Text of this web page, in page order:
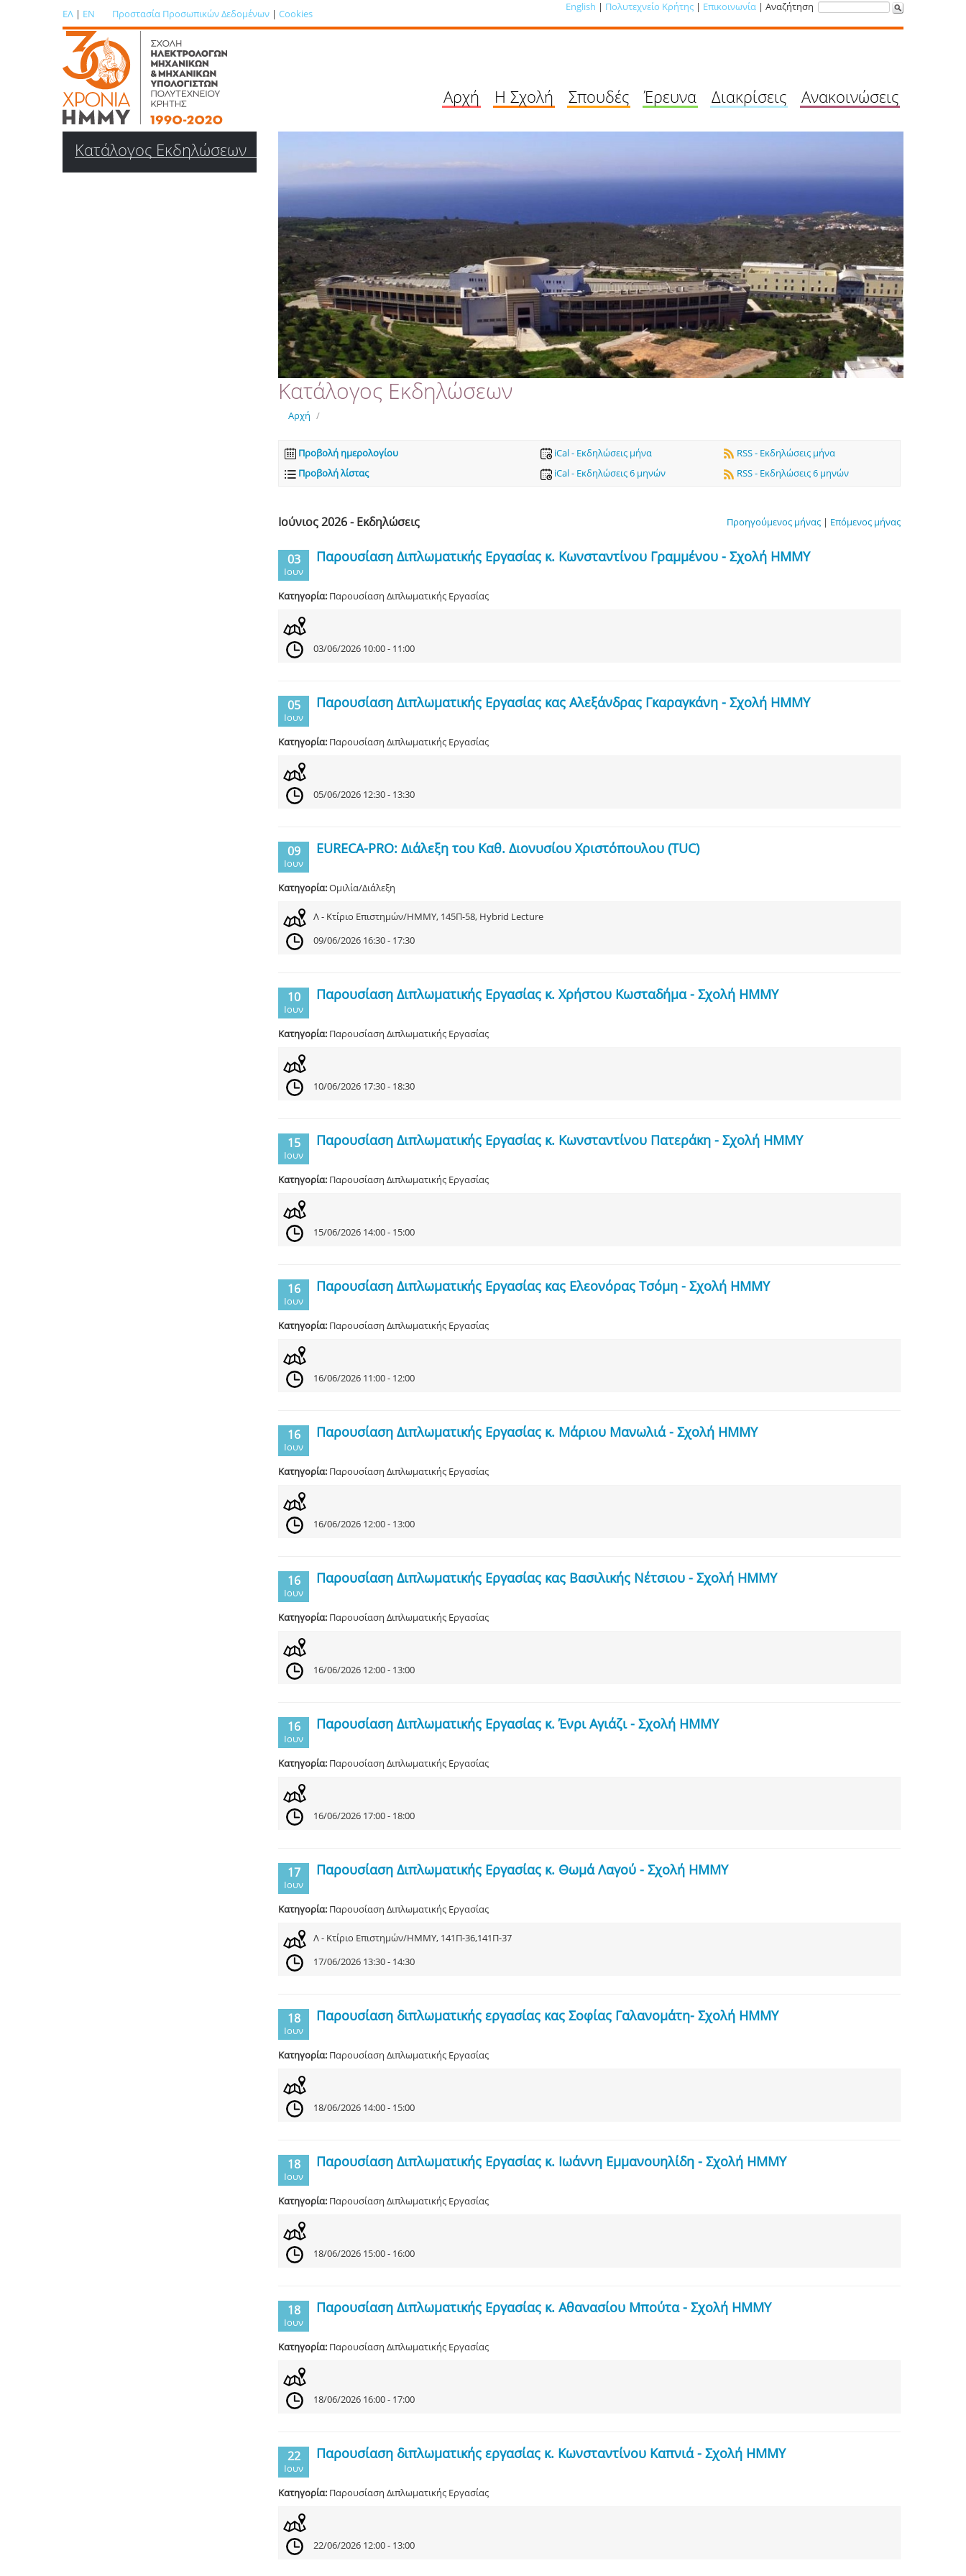
ΕΛ | EN Προστασία Προσωπικών Δεδομένων | Cookies
English | Πολυτεχνείο Κρήτης | Επικοινωνία | Αναζήτηση
Αρχή Η Σχολή Σπουδές Έρευνα Διακρίσεις Ανακοινώσεις
Κατάλογος Εκδηλώσεων
Κατάλογος Εκδηλώσεων
Αρχή /
Προβολή ημερολογίου
Προβολή λίστας
iCal - Εκδηλώσεις μήνα
iCal - Εκδηλώσεις 6 μηνών
RSS - Εκδηλώσεις μήνα
RSS - Εκδηλώσεις 6 μηνών
Ιούνιος 2026 - Εκδηλώσεις Προηγούμενος μήνας| Επόμενος μήνας
03
Ιουν
Παρουσίαση Διπλωματικής Εργασίας κ. Κωνσταντίνου Γραμμένου - Σχολή ΗΜΜΥ
Κατηγορία: Παρουσίαση Διπλωματικής Εργασίας
03/06/2026 10:00 - 11:00
05
Ιουν
Παρουσίαση Διπλωματικής Εργασίας κας Αλεξάνδρας Γκαραγκάνη - Σχολή ΗΜΜΥ
Κατηγορία: Παρουσίαση Διπλωματικής Εργασίας
05/06/2026 12:30 - 13:30
09
Ιουν
EURECA-PRO: Διάλεξη του Καθ. Διονυσίου Χριστόπουλου (TUC)
Κατηγορία:Ομιλία/Διάλεξη
Λ - Κτίριο Επιστημών/ΗΜΜΥ, 145Π-58, Hybrid Lecture
09/06/2026 16:30 - 17:30
10
Ιουν
Παρουσίαση Διπλωματικής Εργασίας κ. Χρήστου Κωσταδήμα - Σχολή ΗΜΜΥ
Κατηγορία: Παρουσίαση Διπλωματικής Εργασίας
10/06/2026 17:30 - 18:30
15
Ιουν
Παρουσίαση Διπλωματικής Εργασίας κ. Κωνσταντίνου Πατεράκη - Σχολή ΗΜΜΥ
Κατηγορία: Παρουσίαση Διπλωματικής Εργασίας
15/06/2026 14:00 - 15:00
16
Ιουν
Παρουσίαση Διπλωματικής Εργασίας κας Ελεονόρας Τσόμη - Σχολή ΗΜΜΥ
Κατηγορία: Παρουσίαση Διπλωματικής Εργασίας
16/06/2026 11:00 - 12:00
16
Ιουν
Παρουσίαση Διπλωματικής Εργασίας κ. Μάριου Μανωλιά - Σχολή ΗΜΜΥ
Κατηγορία: Παρουσίαση Διπλωματικής Εργασίας
16/06/2026 12:00 - 13:00
16
Ιουν
Παρουσίαση Διπλωματικής Εργασίας κας Βασιλικής Νέτσιου - Σχολή ΗΜΜΥ
Κατηγορία: Παρουσίαση Διπλωματικής Εργασίας
16/06/2026 12:00 - 13:00
16
Ιουν
Παρουσίαση Διπλωματικής Εργασίας κ. Ένρι Αγιάζι - Σχολή ΗΜΜΥ
Κατηγορία: Παρουσίαση Διπλωματικής Εργασίας
16/06/2026 17:00 - 18:00
17
Ιουν
Παρουσίαση Διπλωματικής Εργασίας κ. Θωμά Λαγού - Σχολή ΗΜΜΥ
Κατηγορία: Παρουσίαση Διπλωματικής Εργασίας
Λ - Κτίριο Επιστημών/ΗΜΜΥ, 141Π-36,141Π-37
17/06/2026 13:30 - 14:30
18
Ιουν
Παρουσίαση διπλωματικής εργασίας κας Σοφίας Γαλανομάτη- Σχολή ΗΜΜΥ
Κατηγορία: Παρουσίαση Διπλωματικής Εργασίας
18/06/2026 14:00 - 15:00
18
Ιουν
Παρουσίαση Διπλωματικής Εργασίας κ. Ιωάννη Εμμανουηλίδη - Σχολή ΗΜΜΥ
Κατηγορία: Παρουσίαση Διπλωματικής Εργασίας
18/06/2026 15:00 - 16:00
18
Ιουν
Παρουσίαση Διπλωματικής Εργασίας κ. Αθανασίου Μπούτα - Σχολή ΗΜΜΥ
Κατηγορία: Παρουσίαση Διπλωματικής Εργασίας
18/06/2026 16:00 - 17:00
22
Ιουν
Παρουσίαση διπλωματικής εργασίας κ. Κωνσταντίνου Καπνιά - Σχολή ΗΜΜΥ
Κατηγορία: Παρουσίαση Διπλωματικής Εργασίας
22/06/2026 12:00 - 13:00